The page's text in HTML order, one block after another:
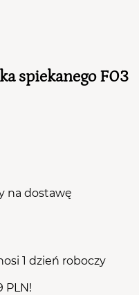
spiekanego F03
na dostawę
1 dzień roboczy
PLN!